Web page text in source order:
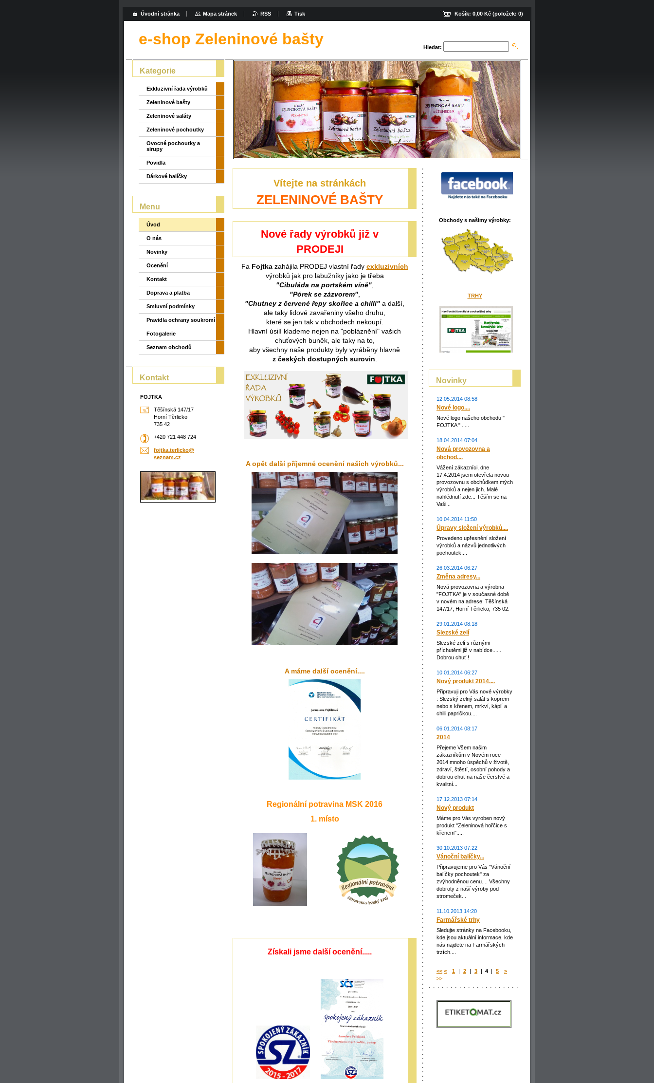
e-shop Zeleninové bašty Hledat:
Vítejte na stránkách
ZELENINOVÉ BAŠTY
Nové řady výrobků již v
PRODEJI
Fa Fojtkazahájila PRODEJ vlastní řady exkluzivních
výrobků jak pro labužníky jako je třeba
"Cibuláda na portském víně",
"Pórek se zázvorem",
"Chutney z červené řepy skořice a chilli" a další,
ale taky lidové zavařeniny všeho druhu,
které se jen tak v obchodech nekoupí.
Hlavní úsilí klademe nejen na "pobláznění" vašich
chuťových buněk, ale taky na to,
aby všechny naše produkty byly vyráběny hlavně
z českých dostupných surovin
A opět další příjemné ocenění našich výrobků...
A máme další ocenění....
Regionální potravina MSK 2016
1. místo
Získali jsme další ocenění.....
Obchody s našimyvýrobky:
TRHY
Novinky
12.05.2014 08:58
Nové logo....
Nové logo našeho obchodu "
FOJTKA " .....
18.04.2014 07:04
Nová provozovna a
obchod....
Vážení zákazníci, dne
17.4.2014 jsem otevřela novou
provozovnu s obchůdkem mých
výrobků a nejen jich. Malé
nahlédnutí zde... Těším se na
Vaši...
10.04.2014 11:50
Úpravy složení výrobků....
Provedeno upřesnění složení
výrobků a názvů jednotlivých
pochoutek....
26.03.2014 06:27
Změna adresy...
Nová provozovna a výrobna
"FOJTKA" je v současné době
v novém na adrese: Těšínská
147/17, Horní Těrlicko, 735 02.
29.01.2014 08:18
Slezské zelí
Slezské zelí s různými
příchutěmi již v nabídce......
Dobrou chuť !
10.01.2014 06:27
Nový produkt 2014....
Připravuji pro Vás nové výrobky
: Slezský zelný salát s koprem
nebo s křenem, mrkví, kápií a
chilli papričkou....
06.01.2014 08:17
2014
Přejeme Všem našim
zákazníkům v Novém roce
2014 mnoho úspěchů v životě,
zdraví, štěstí, osobní pohody a
dobrou chuť na naše čerstvé a
kvalitní...
17.12.2013 07:14
Nový produkt
Máme pro Vás vyroben nový
produkt "Zeleninová hořčice s
křenem".....
30.10.2013 07:22
Vánoční balíčky...
Připravujeme pro Vás "Vánoční
balíčky pochoutek" za
zvýhodněnou cenu.... Všechny
dobroty z naší výroby pod
stromeček...
11.10.2013 14:20
Farmářské trhy
Sledujte stránky na Facebooku,
kde jsou aktuální informace, kde
nás najdete na Farmářských
trzích....
<< < 1 | 2 | 3 | 4 | 5
>
>>
Kategorie
Exkluzivní řada výrobků
Zeleninové bašty
Zeleninové saláty
Zeleninové pochoutky
Ovocné pochoutky a
sirupy
Povidla
Dárkové balíčky
Menu
Úvod
O nás
Novinky
Ocenění
Kontakt
Doprava a platba
Smluvní podmínky
Pravidla ochrany soukromí
Fotogalerie
Seznam obchodů
Kontakt
FOJTKA
Těšínská 147/17
Horní Těrlicko
735 42
+420 721 448 724
fojtka.terlicko@
seznam.cz
Košík: 0,00 Kč (položek: 0)
Úvodní stránka Mapa stránek RSS Tisk